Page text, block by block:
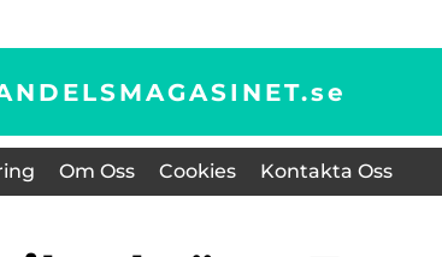
se
Om Oss Cookies Kontakta Oss